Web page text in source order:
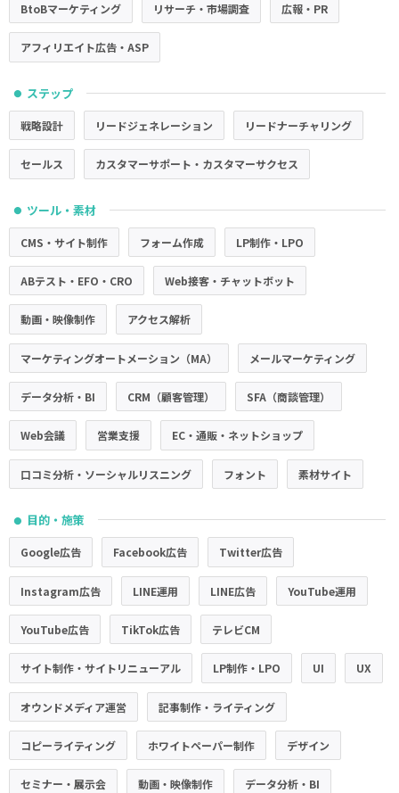
BtoBマーケティング リサーチ・市場調査 広報・PR
アフィリエイト広告・ASP
● ステップ
戦略設計 リードジェネレーション リードナーチャリング
セールス カスタマーサポート・カスタマーサクセス
● ツール・素材
CMS・サイト制作 フォーム作成 LP制作・LPO
ABテスト・EFO・CRO Web接客・チャットボット
動画・映像制作 アクセス解析
マーケティングオートメーション（MA） メールマーケティング
データ分析・BI CRM（顧客管理） SFA（商談管理）
Web会議 営業支援 EC・通販・ネットショップ
口コミ分析・ソーシャルリスニング フォント 素材サイト
● 目的・施策
Google広告 Facebook広告 Twitter広告
Instagram広告 LINE運用 LINE広告 YouTube運用
YouTube広告 TikTok広告 テレビCM
サイト制作・サイトリニューアル LP制作・LPO UI UX
オウンドメディア運営 記事制作・ライティング
コピーライティング ホワイトペーパー制作 デザイン
セミナー・展示会 動画・映像制作 データ分析・BI